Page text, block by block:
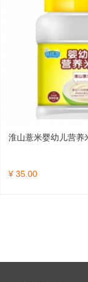
淮山薏米婴幼儿营养
¥ 35.00